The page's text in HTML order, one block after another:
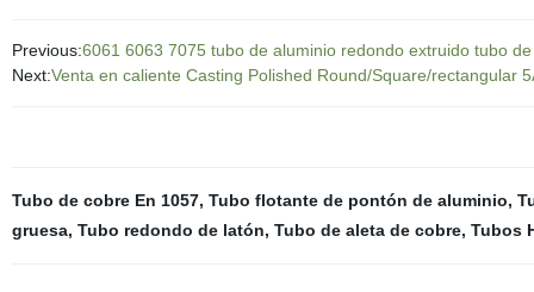
Previous:6061 6063 7075 tubo de aluminio redondo extruido tubo
Next:Venta en caliente Casting Polished Round/Square/rectangular
Tubo de cobre En 1057, Tubo flotante de pontón de aluminio,
gruesa, Tubo redondo de latón, Tubo de aleta de cobre, Tubos